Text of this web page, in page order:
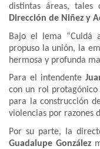
distintas áreas, tales
Dirección de Niñez y
Bajo el lema “Cuidá
propuso la unión, la
hermosa y profunda
Para el intendente
con un rol protagónico
para la construcción
violencias por razones
Por su parte, la
Guadalupe González